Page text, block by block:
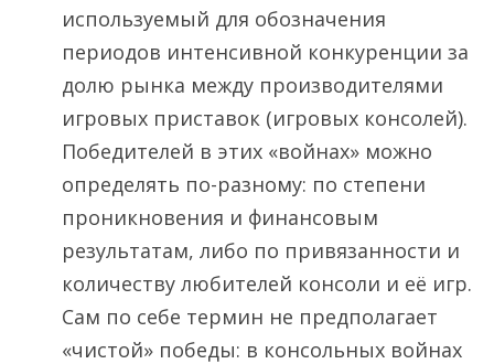
используемый для обозначения
периодов интенсивной конкуренции за
долю рынка между производителями
игровых приставок (игровых консолей).
Победителей в этих «войнах» можно
определять по-разному: по степени
проникновения и финансовым
результатам, либо по привязанности и
количеству любителей консоли и её игр.
Сам по себе термин не предполагает
«чистой» победы: в консольных войнах